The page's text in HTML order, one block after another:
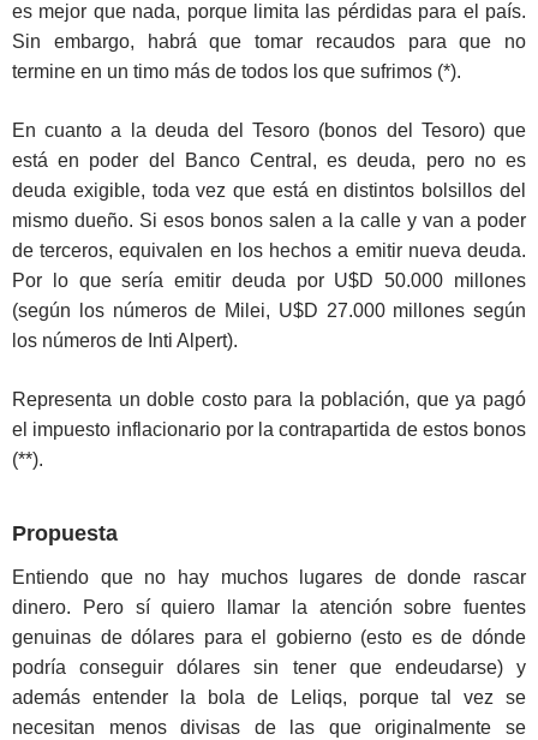
es mejor que nada, porque limita las pérdidas para el país.
Sin embargo, habrá que tomar recaudos para que no
termine en un timo más de todos los que sufrimos (*).
En cuanto a la deuda del Tesoro (bonos del Tesoro) que
está en poder del Banco Central, es deuda, pero no es
deuda exigible, toda vez que está en distintos bolsillos del
mismo dueño. Si esos bonos salen a la calle y van a poder
de terceros, equivalen en los hechos a emitir nueva deuda.
Por lo que sería emitir deuda por U$D 50.000 millones
(según los números de Milei, U$D 27.000 millones según
los números de Inti Alpert).
Representa un doble costo para la población, que ya pagó
el impuesto inflacionario por la contrapartida de estos bonos
(**).
Propuesta
Entiendo que no hay muchos lugares de donde rascar
dinero. Pero sí quiero llamar la atención sobre fuentes
genuinas de dólares para el gobierno (esto es de dónde
podría conseguir dólares sin tener que endeudarse) y
además entender la bola de Leliqs, porque tal vez se
necesitan menos divisas de las que originalmente se